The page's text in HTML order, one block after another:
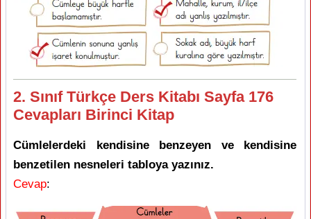
2. Sınıf Türkçe Ders Kitabı Sayfa 176
Cevapları Birinci Kitap
Cümlelerdeki kendisine benzeyen ve kendisine
benzetilen nesneleri tabloya yazınız.
Cevap: